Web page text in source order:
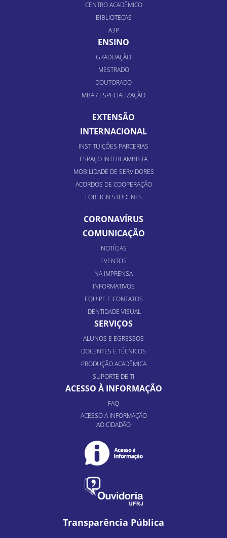
CENTRO ACADÊMICO
BIBLIOTECAS
A3P
ENSINO
GRADUAÇÃO
MESTRADO
DOUTORADO
MBA / ESPECIALIZAÇÃO
EXTENSÃO
INTERNACIONAL
INSTITUIÇÕES PARCERIAS
ESPAÇO INTERCAMBISTA
MOBILIDADE DE SERVIDORES
ACORDOS DE COOPERAÇÃO
FOREIGN STUDENTS
CORONAVÍRUS
COMUNICAÇÃO
NOTÍCIAS
EVENTOS
NA IMPRENSA
INFORMATIVOS
EQUIPE E CONTATOS
IDENTIDADE VISUAL
SERVIÇOS
ALUNOS E EGRESSOS
DOCENTES E TÉCNICOS
PRODUÇÃO ACADÊMICA
SUPORTE DE TI
ACESSO À INFORMAÇÃO
FAQ
ACESSO À INFORMAÇÃO
AO CIDADÃO
Transparência Pública